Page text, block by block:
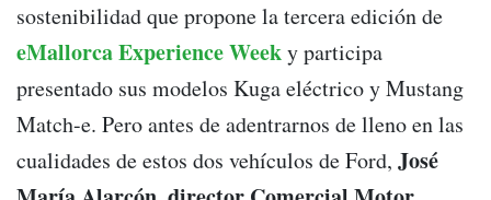
sostenibilidad que propone la tercera edición de
eMallorca Experience Weeky participa
presentado sus modelos Kuga eléctrico y Mustang
Match-e. Pero antes de adentrarnos de lleno en las
cualidades de estos dos vehículos de Ford, José